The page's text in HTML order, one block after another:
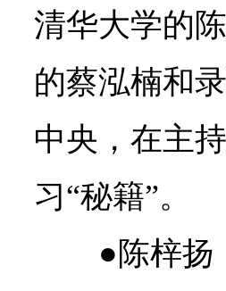
清华大学的
的蔡泓楠和
中央，在主
习“秘籍”。
●陈梓扬